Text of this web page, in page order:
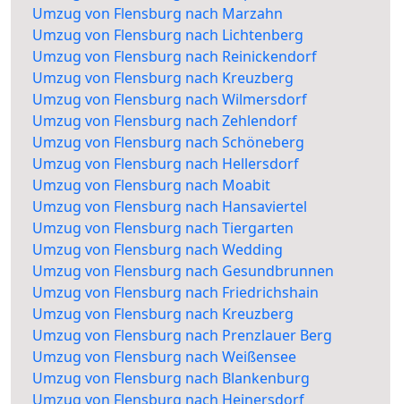
Umzug von Flensburg nach Marzahn
Umzug von Flensburg nach Lichtenberg
Umzug von Flensburg nach Reinickendorf
Umzug von Flensburg nach Kreuzberg
Umzug von Flensburg nach Wilmersdorf
Umzug von Flensburg nach Zehlendorf
Umzug von Flensburg nach Schöneberg
Umzug von Flensburg nach Hellersdorf
Umzug von Flensburg nach Moabit
Umzug von Flensburg nach Hansaviertel
Umzug von Flensburg nach Tiergarten
Umzug von Flensburg nach Wedding
Umzug von Flensburg nach Gesundbrunnen
Umzug von Flensburg nach Friedrichshain
Umzug von Flensburg nach Kreuzberg
Umzug von Flensburg nach Prenzlauer Berg
Umzug von Flensburg nach Weißensee
Umzug von Flensburg nach Blankenburg
Umzug von Flensburg nach Heinersdorf